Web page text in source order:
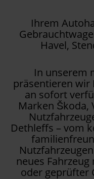
Ihrem
Havel,
In unserem
präsentieren wir
an sofort
Marken Škoda,
Dethleffs – vom
neues
oder geprüfter